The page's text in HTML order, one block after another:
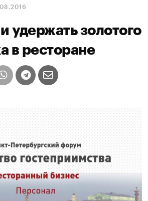
удержать золотого
в ресторане